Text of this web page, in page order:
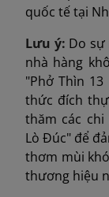
quốc tế tại
Lưu ý: Do sự
nhà hàng
"Phở Thìn
thức đích
thăm các
Lò Đúc" để
thơm mùi
thương hiệu